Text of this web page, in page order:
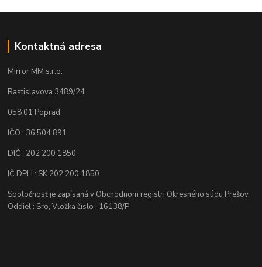
Kontaktná adresa
Mirror MM s.r.o.
Rastislavova 3489/24
058 01 Poprad
IČO : 36 504 891
DIČ : 202 200 1850
IČ DPH : SK 202 200 1850
Spoločnosť je zapísaná v Obchodnom registri Okresného súdu Prešov,
Oddiel : Sro, Vložka číslo : 16138/P